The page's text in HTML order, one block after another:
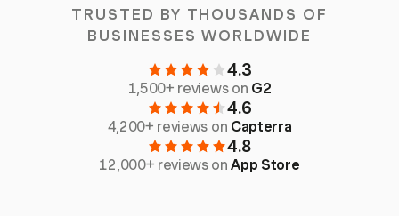
TRUSTED BY THOUSANDS OF
BUSINESSES WORLDWIDE
4.3
1,500+ reviews on G2
4.6
4,200+ reviews on Capterra
4.8
12,000+ reviews onApp Store